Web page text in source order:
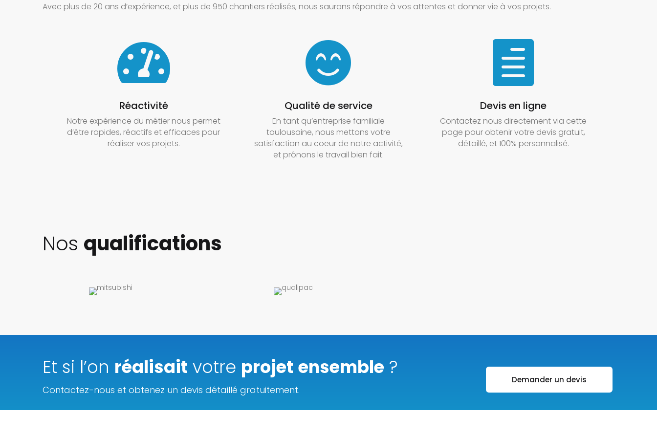
Avec plus de 20 ans d’expérience, et plus de 950 chantiers réalisés, nous saurons répondre à vos attentes et donner vie à vos projets.

Réactivité
Notre expérience du métier nous permet
d’être rapides, réactifs et efficaces pour
réaliser vos projets.

Qualité de service
En tant qu’entreprise familiale
toulousaine, nous mettons votre
satisfaction au coeur de notre activité,
et prônons le travail bien fait.

Devis en ligne
Contactez nous directement via cette
page pour obtenir votre devis gratuit,
détaillé, et 100% personnalisé.
Nos qualifications
Et si l’on réalisait votre projet ensemble ?
Contactez-nous et obtenez un devis détaillé gratuitement.
Demander un devis